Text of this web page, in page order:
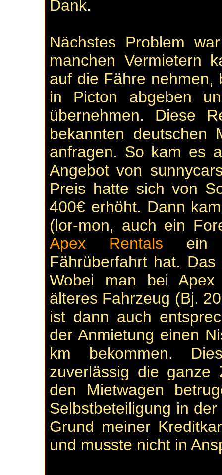
Dank.
Nächstes Problem
manchen Vermietern
auf die Fähre nehmen,
in Picton abgeben
übernehmen. Diese
bekannten deutschen
anfragen. So kam es
Angebot von
Preis hatte sich von
400€ erhöht. Dann
(lor-mon, auch ein
Apex Rentals ein
Fährüberfahrt hat.
Wobei man bei
älteres Fahrzeug (Bj.
ist dann auch
der Anmietung einen
km bekommen.
zuverlässig die
den Mietwagen
Selbstbeteiligung in
Grund meiner
und musste nicht in